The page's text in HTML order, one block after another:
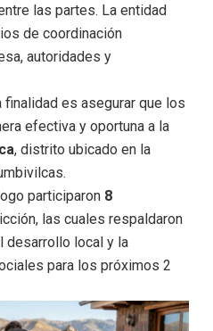
las partes. La entidad
de coordinación
autoridades y
es asegurar que los
efectiva y oportuna a la
, distrito ubicado en la
participaron 8
las cuales respaldaron
desarrollo local y la
para los próximos 2